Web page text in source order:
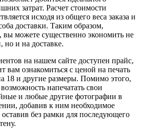
затрат. Расчет стоимости
исходя из общего веса заказа и
доставки. Таким образом,
вы можете существенно экономить не
но и на доставке.
на нашем сайте доступен прайс,
вам ознакомиться с ценой на печать
18 и другие размеры. Помимо этого,
напечатать свои
и любые другие фотографии в
добавив к ним необходимое
без рамки для последующего